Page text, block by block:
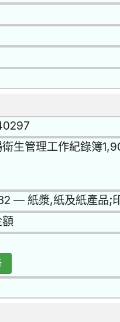
生管理工作紀錄簿
— 紙漿,紙及紙產品;